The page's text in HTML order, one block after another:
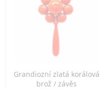
Grandiozní zlatá korálová
brož / závěs